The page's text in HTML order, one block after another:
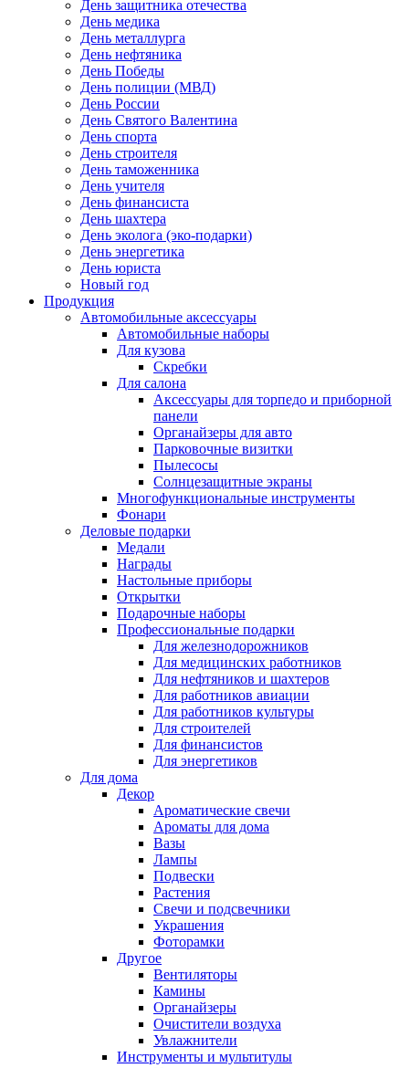
День защитника отечества
День медика
День металлурга
День нефтяника
День Победы
День полиции (МВД)
День России
День Святого Валентина
День спорта
День строителя
День таможенника
День учителя
День финансиста
День шахтера
День эколога (эко-подарки)
День энергетика
День юриста
Новый год
Продукция
Автомобильные аксессуары
Автомобильные наборы
Для кузова
Скребки
Для салона
Аксессуары для торпедо и приборной
панели
Органайзеры для авто
Парковочные визитки
Пылесосы
Солнцезащитные экраны
Многофункциональные инструменты
Фонари
Деловые подарки
Медали
Награды
Настольные приборы
Открытки
Подарочные наборы
Профессиональные подарки
Для железнодорожников
Для медицинских работников
Для нефтяников и шахтеров
Для работников авиации
Для работников культуры
Для строителей
Для финансистов
Для энергетиков
Для дома
Декор
Ароматические свечи
Ароматы для дома
Вазы
Лампы
Подвески
Растения
Свечи и подсвечники
Украшения
Фоторамки
Другое
Вентиляторы
Камины
Органайзеры
Очистители воздуха
Увлажнители
Инструменты и мультитулы